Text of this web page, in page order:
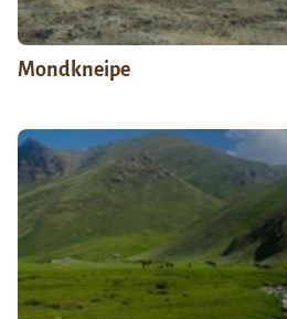
Mondkneipe